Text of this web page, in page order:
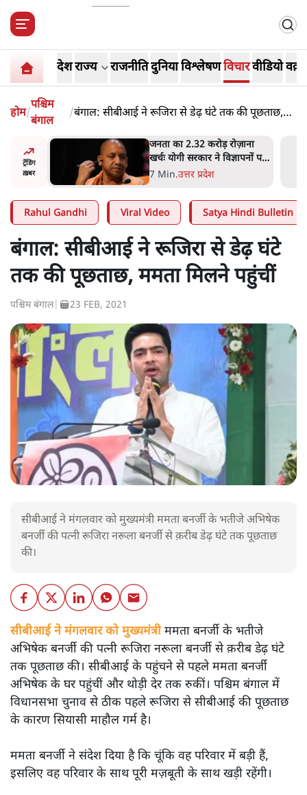
देशराज्य राजनीतिदुनियाविश्लेषणविचारवीडियो
होम/
पश्चिम
बंगाल
/बंगाल: सीबीआई ने रूजिरा से डेढ़ घंटे तक की पूछताछ,
ट्रेंडिंग
ख़बर
का
हैं'
जनता का 2.32 करोड़ रोज़ाना
खर्चः योगी सरकार ने विज्ञापनों पर
उड़ाने में मोदी 3.0 को भी पीछे
7 Min.उत्तर प्रदेश
Rahul Gandhi Viral Video Satya Hindi Bulletin
बंगाल: सीबीआई ने रूजिरा से डेढ़ घंटे
तक की पूछताछ, ममता मिलने पहुंचीं
पश्चिम बंगाल| 23 FEB, 2021
सीबीआई ने मंगलवार को मुख्यमंत्री ममता बनर्जी के भतीजे अभिषेक
बनर्जी की पत्नी रूजिरा नरूला बनर्जी से क़रीब डेढ़ घंटे तक पूछताछ
की।
सीबीआई ने मंगलवार को मुख्यमंत्रीममता बनर्जी के भतीजे
अभिषेक बनर्जी की पत्नी रूजिरा नरूला बनर्जी से क़रीब डेढ़ घंटे
तक पूछताछ की। सीबीआई के पहुंचने से पहले ममता बनर्जी
अभिषेक के घर पहुंचीं और थोड़ी देर तक रुकीं। पश्चिम बंगाल में
विधानसभा चुनाव से ठीक पहले रूजिरा से सीबीआई की पूछताछ
के कारण सियासी माहौल गर्म है।
ममता बनर्जी ने संदेश दिया है कि चूंकि वह परिवार में बड़ी हैं,
इसलिए वह परिवार के साथ पूरी मज़बूती के साथ खड़ी रहेंगी।